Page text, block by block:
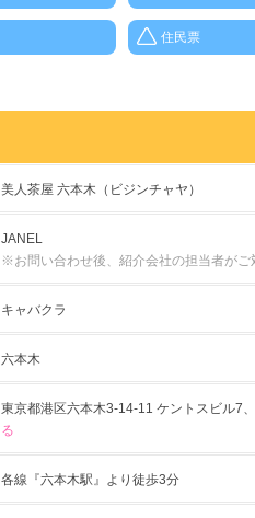
住民票
美人茶屋 六本木（ビジンチャヤ）
JANEL
※お問い合わせ後、紹介会社の担当者がご
キャバクラ
六本木
東京都港区六本木3-14-11 ケントスビル7
る
各線『六本木駅』より徒歩3分